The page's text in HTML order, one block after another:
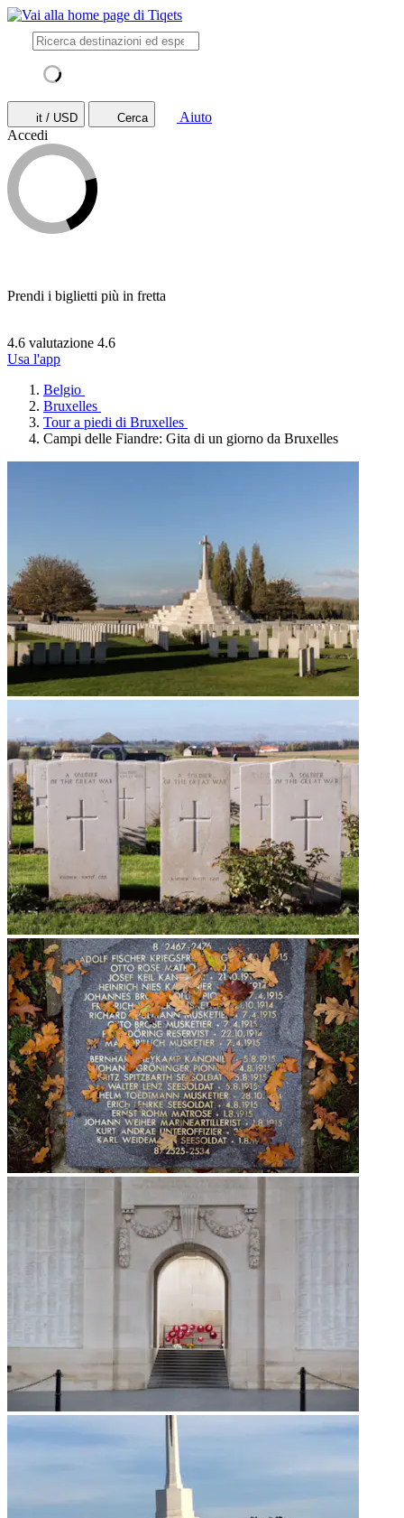
it / USD Cerca
Aiuto
Accedi
Prendi i biglietti più in fretta
4.6 valutazione 4.6
Usa l'app
Belgio
Bruxelles
Tour a piedi di Bruxelles
Campi delle Fiandre: Gita di un giorno da Bruxelles